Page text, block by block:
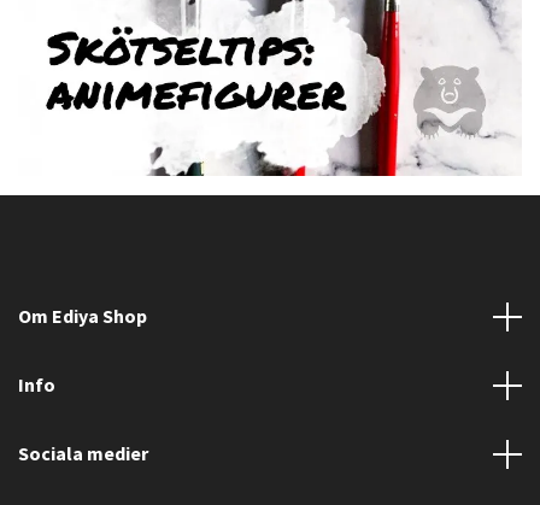
Om Ediya Shop
Info
Sociala medier